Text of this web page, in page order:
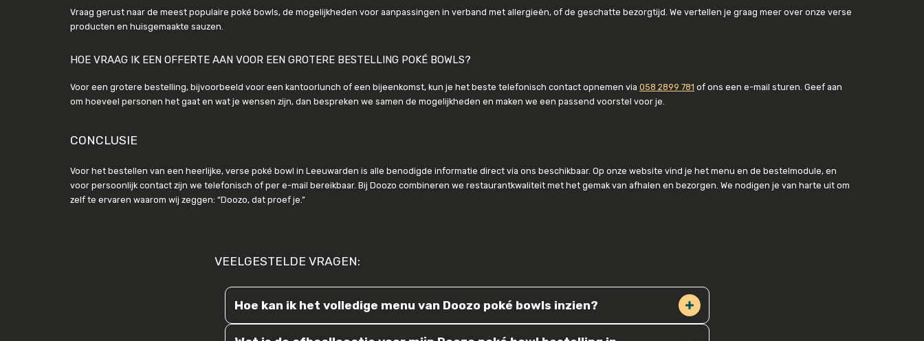
Vraag gerust naar de meest populaire poké bowls, de mogelijkheden voor aanpassingen in verband met allergieën, of de geschatte bezorgtijd. We vertellen je graag meer over onze verse
producten en huisgemaakte sauzen.
HOE VRAAG IK EEN OFFERTE AAN VOOR EEN GROTERE BESTELLING POKÉ BOWLS?
Voor een grotere bestelling, bijvoorbeeld voor een kantoorlunch of een bijeenkomst, kun je het beste telefonisch contact opnemen via 058 2899 781 of ons een e-mail sturen. Geef aan
om hoeveel personen het gaat en wat je wensen zijn, dan bespreken we samen de mogelijkheden en maken we een passend voorstel voor je.
CONCLUSIE
Voor het bestellen van een heerlijke, verse poké bowl in Leeuwarden is alle benodigde informatie direct via ons beschikbaar. Op onze website vind je het menu en de bestelmodule, en
voor persoonlijk contact zijn we telefonisch of per e-mail bereikbaar. Bij Doozo combineren we restaurantkwaliteit met het gemak van afhalen en bezorgen. We nodigen je van harte uit om
zelf te ervaren waarom wij zeggen: “Doozo, dat proef je.”
VEELGESTELDE VRAGEN:
Hoe kan ik het volledige menu van Doozo poké bowls inzien?
Het complete en actuele menu van Doozo bekijkt u eenvoudig op onze online